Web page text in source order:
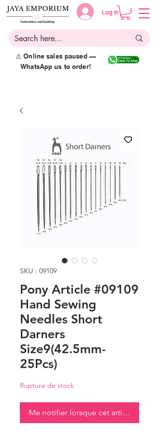
Log in
⚠️ Online sales paused —
WhatsApp us to order!
SKU : 09109
Pony Article #09109
Hand Sewing
Needles Short
Darners
Size9(42.5mm-
25Pcs)
Rupture de stock
Me notifier lorsque cet article est